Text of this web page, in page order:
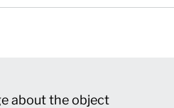
about the object